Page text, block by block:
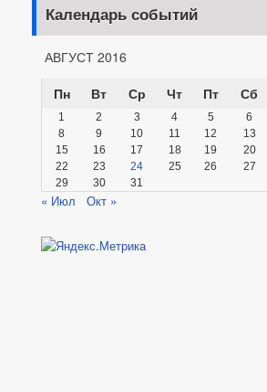
Календарь событий
АВГУСТ 2016
Пн
Вт Ср Чт Пт Сб
1 2 3 4 5 6
8
9 10 11 12 13
15
16 17 18 19 20
22
23 24 25 26 27
29
30 31
« Июл Окт »